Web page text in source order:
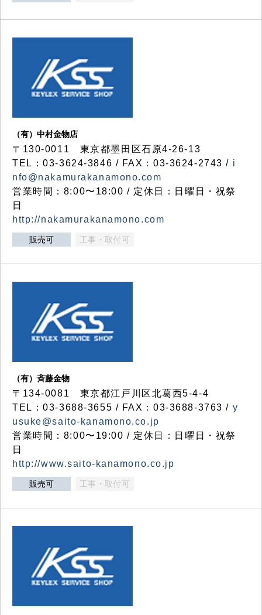
（有）中村金物店
〒130-0011 東京都墨田区石原4-26-13
TEL：03-3624-3846 / FAX：03-3624-2743 / i
nfo@nakamurakanamono.com
営業時間：8:00〜18:00 / 定休日：日曜日・祝祭
日
http://nakamurakanamono.com
販売可 工事・取付可
（有）斉藤金物
〒134-0081 東京都江戸川区北葛西5-4-4
TEL：03-3688-3655 / FAX：03-3688-3763 / y
usuke@saito-kanamono.co.jp
営業時間：8:00〜19:00 / 定休日：日曜日・祝祭
日
http://www.saito-kanamono.co.jp
販売可 工事・取付可